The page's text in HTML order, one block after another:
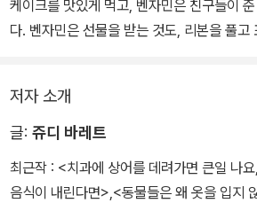
케이크를 맛있게 먹고, 벤자민은 친구들이
다. 벤자민은 선물을 받는 것도, 리본을 풀고
다음 날, 벤자민은 또다시 생일 선물을 받으
한다는 사실에 우울해 진다. 한참 곰곰히 생
모르는 척하기로 한 것.
저자 소개
글: 쥬디 바레트
최근작 : <치과에 상어를 데려가면 큰일 나
음식이 내린다면>,<동물들은 왜 옷을 입지